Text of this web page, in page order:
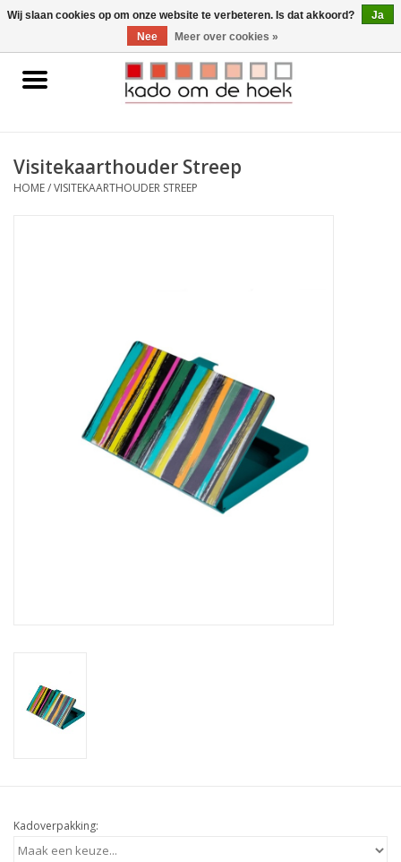
0 Artikelen - €0,00
Home
Gadgets
Visitekaarthouder Streep
HOME/VISITEKAARTHOUDER STREEP
Kadoverpakking:
Wij slaan cookies op om onze website te verbeteren. Is dat akkoord?
Ja
Nee
Meer over cookies »